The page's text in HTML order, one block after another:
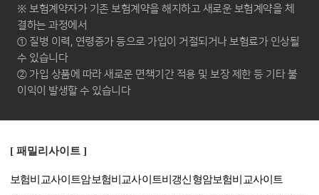
※ 보험계약자가 기존 보험계약을 해지하고 새로운 보험계약을 체
결하는 과정에서
① 질병 이력, 연령증가 등으로 가입이 거절되거나 보험료가 인상될
수 있습니다
② 가입 상품에 따라 새로운 면책기간 적용 및 보장 제한 등 기타 불
이익이 발생할 수 있습니다
[ 패밀리사이트 ]
보험비교사이트암보험비교사이트비갱신형암보험비교사이트